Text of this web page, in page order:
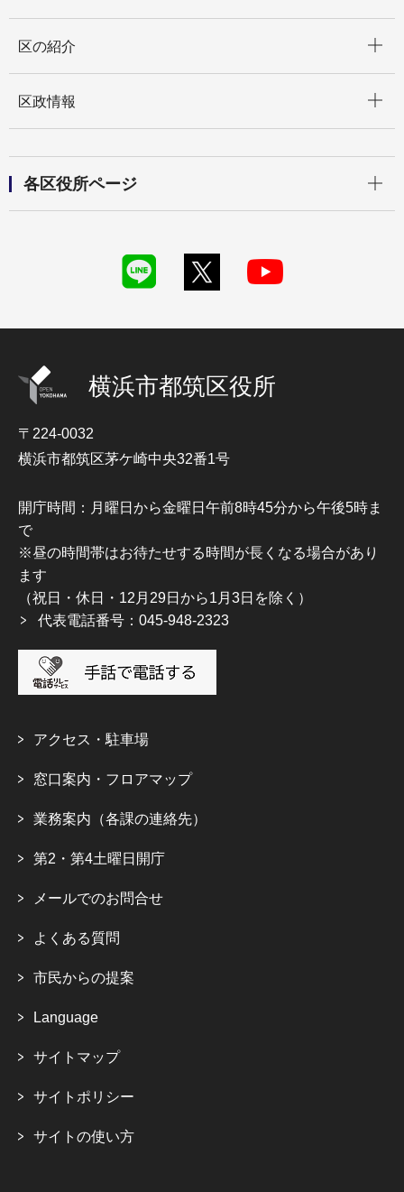
区の紹介
区政情報
各区役所ページ
横浜市都筑区役所
〒224-0032
横浜市都筑区茅ケ崎中央32番1号
開庁時間：月曜日から金曜日午前8時45分から午後5時ま
で
※昼の時間帯はお待たせする時間が長くなる場合があり
ます
（祝日・休日・12月29日から1月3日を除く）
代表電話番号：045-948-2323
アクセス・駐車場
窓口案内・フロアマップ
業務案内（各課の連絡先）
第2・第4土曜日開庁
メールでのお問合せ
よくある質問
市民からの提案
Language
サイトマップ
サイトポリシー
サイトの使い方